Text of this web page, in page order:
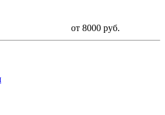
от 8000 руб.